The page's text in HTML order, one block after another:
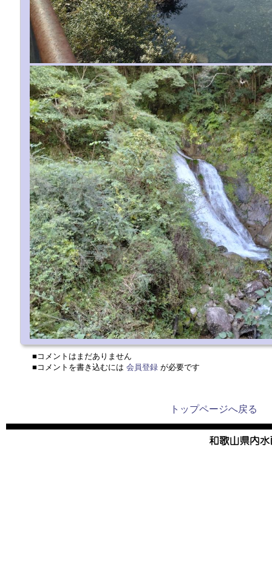
■コメントはまだありません
■コメントを書き込むには 会員登録 が必要です
トップページへ戻る